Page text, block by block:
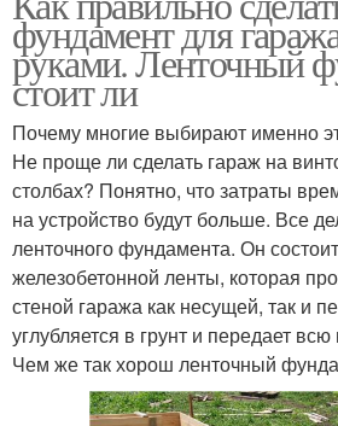
фундамент для
руками. Ленточный
стоит ли
Почему многие выбирают именно
Не проще ли сделать гараж на
столбах? Понятно, что затраты
на устройство будут больше. Все
ленточного фундамента. Он
железобетонной ленты, которая
стеной гаража как несущей, так и
углубляется в грунт и передает всю
Чем же так хорош ленточный